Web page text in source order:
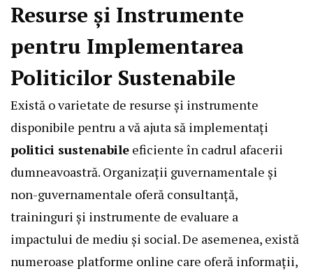
Resurse și Instrumente
pentru Implementarea
Politicilor Sustenabile
Există o varietate de resurse și instrumente
disponibile pentru a vă ajuta să implementați
politici sustenabile eficiente în cadrul afacerii
dumneavoastră. Organizații guvernamentale și
non-guvernamentale oferă consultanță,
traininguri și instrumente de evaluare a
impactului de mediu și social. De asemenea, există
numeroase platforme online care oferă informații,